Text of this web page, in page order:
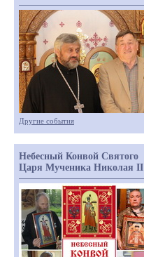
Другие события
Небесный Конвой Святого
Царя Мученика Николая II